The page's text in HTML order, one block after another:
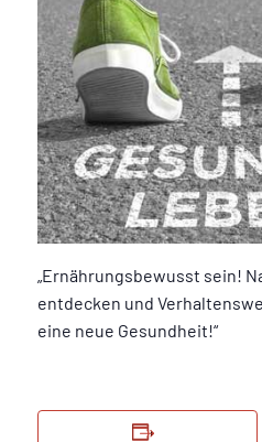
„Ernährungsbewusst sein!
entdecken und
eine neue Gesundheit!“